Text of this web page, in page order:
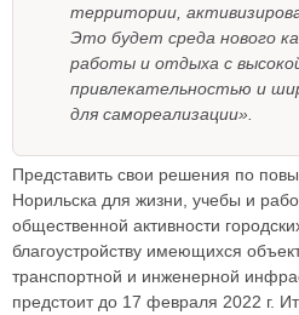
территории,
Это будет среда нового
работы и отдыха с
привлекательностью и
для самореализации».
Представить свои решения по
Норильска для жизни, учебы и
общественной активности
благоустройству имеющихся
транспортной и инженерной
предстоит до 17 февраля 2022 г.